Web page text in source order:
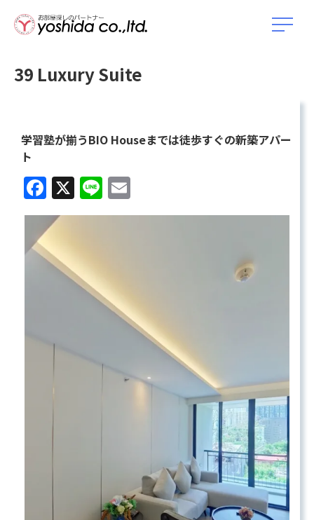
39 Luxury Suite
学習塾が揃うBIO Houseまでは徒歩すぐの新築アパー
ト
Facebook
X Line